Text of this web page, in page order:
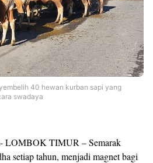
40 hewan kurban sapi yang
swadaya
TIMUR – Semarak
setiap tahun, menjadi magnet bagi